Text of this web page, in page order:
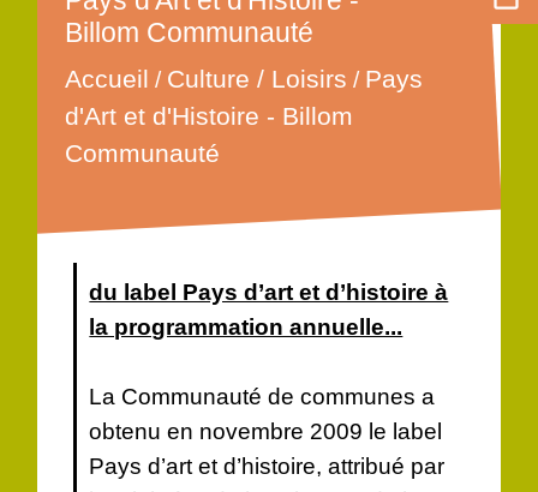
Billom Communauté
Accueil / Culture / Loisirs / Pays
d'Art et d'Histoire - Billom
Communauté
du label Pays d’art et d’histoire à
la programmation annuelle...
La Communauté de communes a
obtenu en novembre 2009 le label
Pays d’art et d’histoire, attribué par